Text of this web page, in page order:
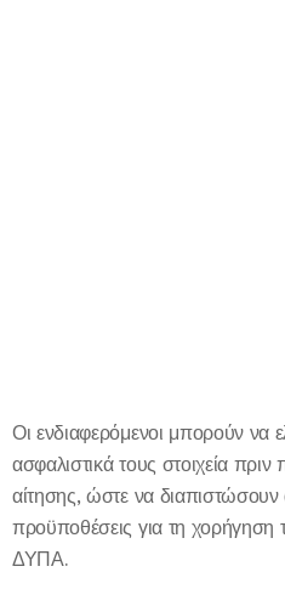
Οι ενδιαφερόμενοι μπορούν να
ασφαλιστικά τους στοιχεία
αίτησης, ώστε να διαπιστώσουν
προϋποθέσεις για τη χορήγηση
ΔΥΠΑ.